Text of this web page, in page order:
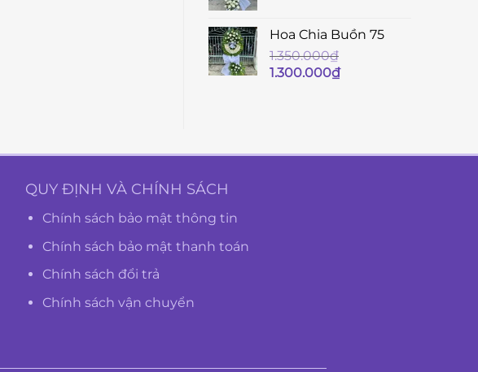
Hoa Chia Buồn 75
1.350.000₫
Giá
1.300.000₫Giá
QUY ĐỊNH VÀ CHÍNH SÁCH
Chính sách bảo mật thông tin
Chính sách bảo mật thanh toán
Chính sách đổi trả
Chính sách vận chuyển